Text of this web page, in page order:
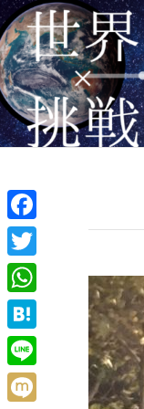
Facebook
Twitter
WhatsApp
Hatena
Line